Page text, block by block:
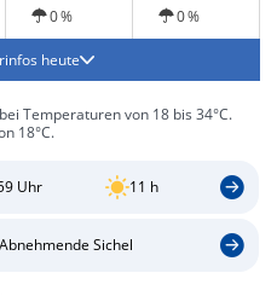
0 % 0 %
heute
Temperaturen von 18 bis 34°C.
18°C.
Uhr 11 h
Sichel